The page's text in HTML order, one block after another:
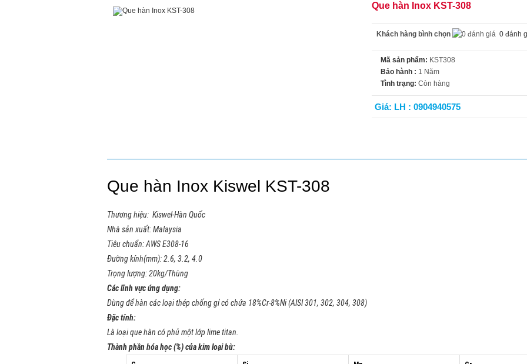
Que hàn Inox KST-308
Khách hàng bình chọn 0 đánh
Mã sản phẩm: KST308
Bảo hành : 1 Năm
Tình trạng: Còn hàng
Giá: LH : 0904940575
Que hàn Inox Kiswel KST-308
Thương hiệu: Kiswel-Hàn Quốc
Nhà sản xuất: Malaysia
Tiêu chuẩn: AWS E308-16
Đường kính(mm): 2.6, 3.2, 4.0
Trọng lượng: 20kg/Thùng
Các lĩnh vực ứng dụng:
Dùng để hàn các loại thép chống gỉ có chứa 18%Cr-8%Ni (AISI 301, 302, 304, 308)
Đặc tính:
Là loại que hàn có phủ một lớp lime titan.
Thành phần hóa học (%) của kim loại bù: